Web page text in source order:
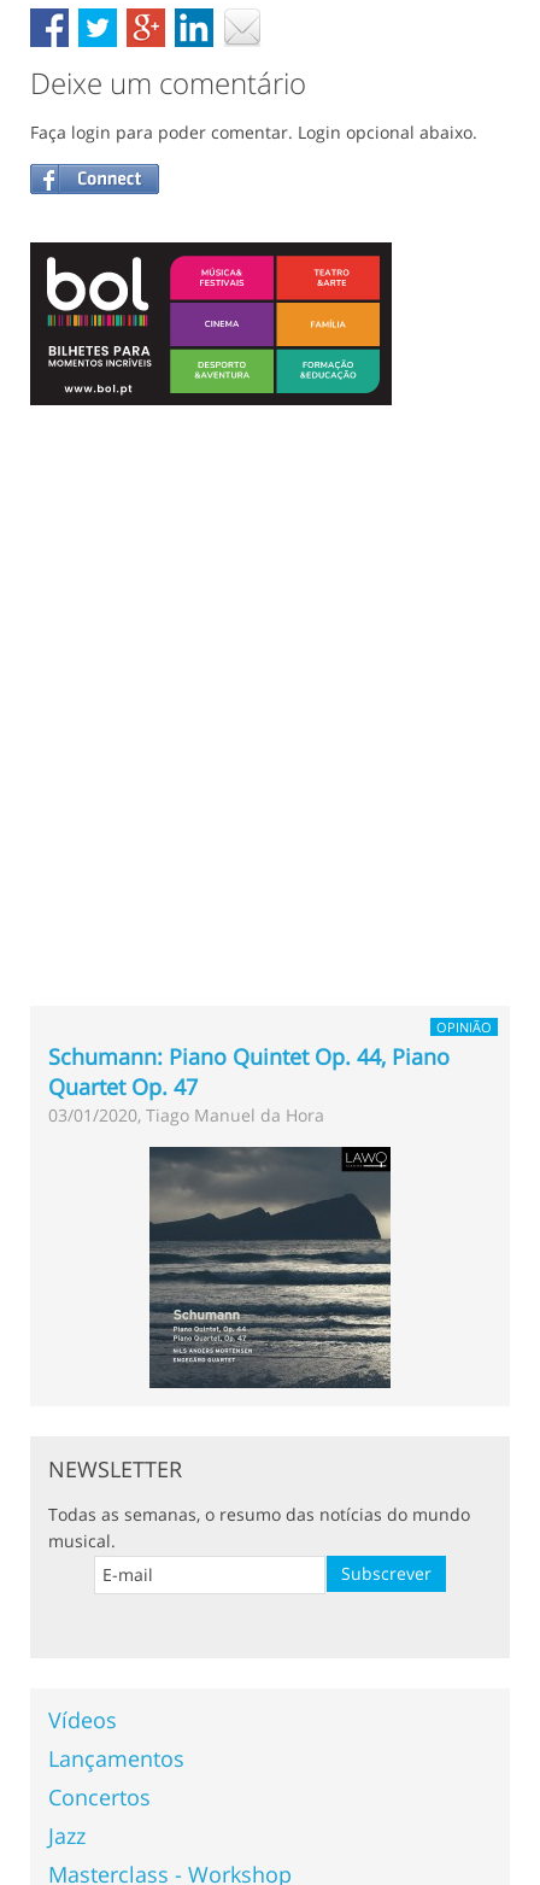
Deixe um comentário
Faça login para poder comentar. Login opcional abaixo.
OPINIÃO
Schumann: Piano Quintet Op. 44, Piano
Quartet Op. 47
03/01/2020, Tiago Manuel da Hora
NEWSLETTER
Todas as semanas, o resumo das notícias do mundo
musical.
Vídeos
Lançamentos
Concertos
Jazz
Masterclass - Workshop